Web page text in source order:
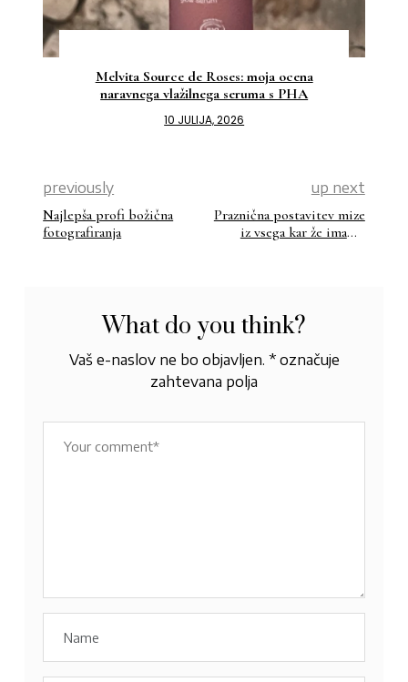
Melvita Source de Roses: moja ocena
naravnega vlažilnega seruma s PHA
10 JULIJA, 2026
previously
Najlepša profi božična
fotografiranja
up next
Praznična postavitev mize
iz vsega kar že imamo
What do you think?
Vaš e-naslov ne bo objavljen. *označuje
zahtevana polja